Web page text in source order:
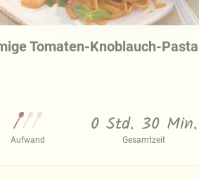
Tomaten-Knoblauch-Pasta
Aufwand
0 Std. 30 Min.
Gesamtzeit